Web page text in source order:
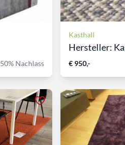
50% Nachlass
Kasthall
Hersteller:
€ 950,-